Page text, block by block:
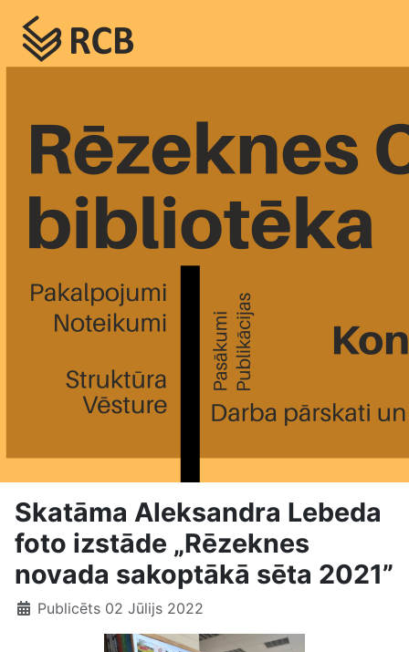
Skatāma Aleksandra Lebeda
foto izstāde „Rēzeknes
novada sakoptākā sēta 2021”
Publicēts 02 Jūlijs 2022